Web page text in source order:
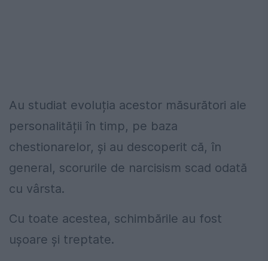
Au studiat evoluția acestor măsurători ale
personalității în timp, pe baza
chestionarelor, și au descoperit că, în
general, scorurile de narcisism scad odată
cu vârsta.
Cu toate acestea, schimbările au fost
ușoare și treptate.